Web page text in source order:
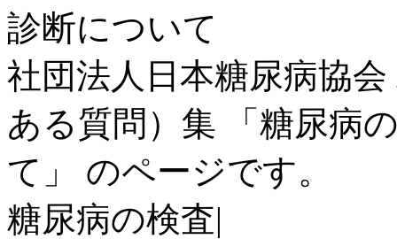
診断について
社団法人日本糖尿病協
ある質問）集 「糖尿病
て」 のページです。
糖尿病の検査|